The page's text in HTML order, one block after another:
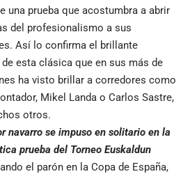
una prueba que acostumbra a abrir
del profesionalismo a sus
Así lo confirma el brillante
esta clásica que en sus más de
ha visto brillar a corredores como
Mikel Landa o Carlos Sastre,
otros.
navarro se impuso en solitario en la
prueba del Torneo Euskaldun
el parón en la Copa de España,